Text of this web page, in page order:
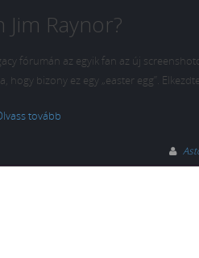
Jim Raynor?
fórumán az egyik fan az új
hogy bizony ez egy „easter egg”.
tovább